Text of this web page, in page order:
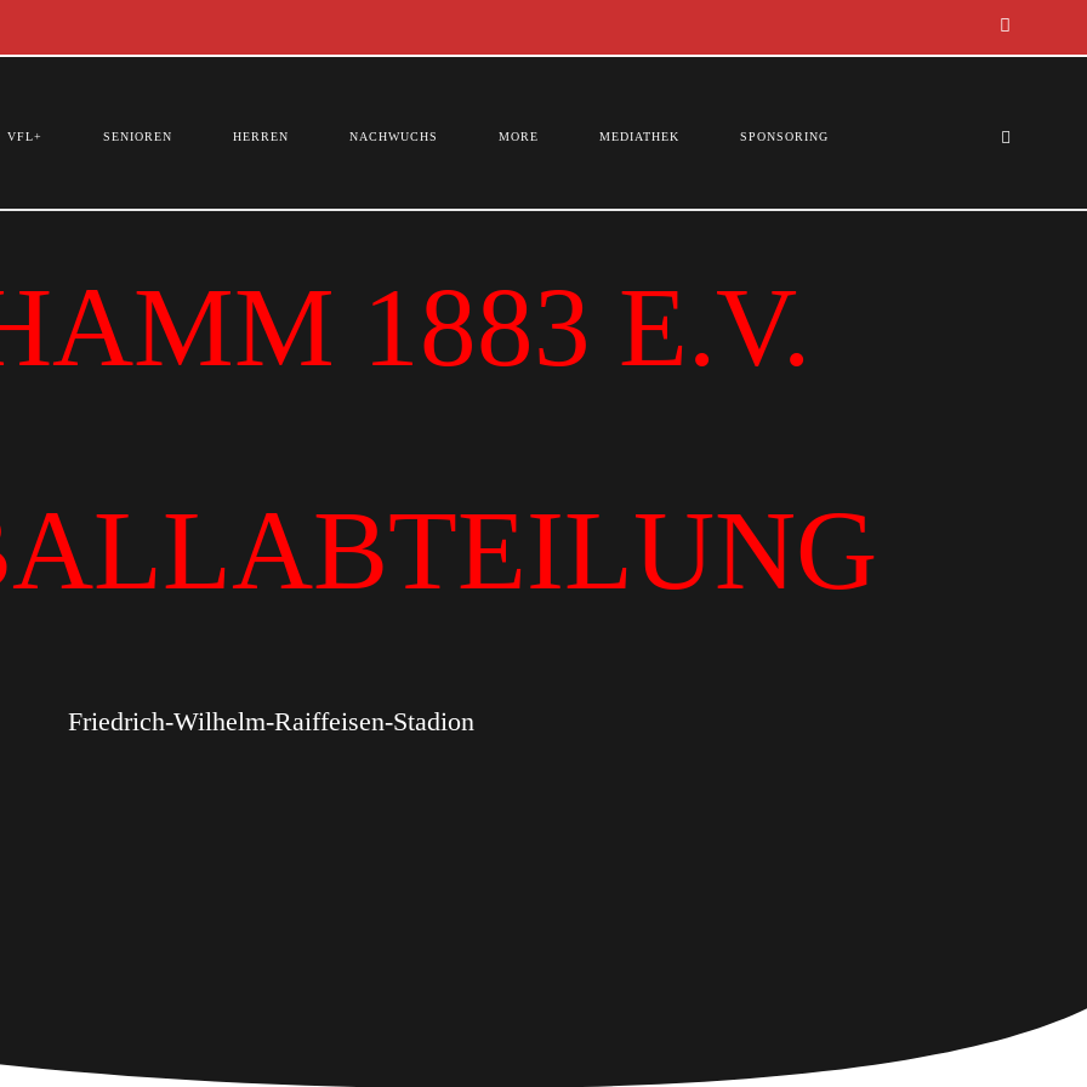
VFL+ SENIOREN HERREN NACHWUCHS MORE MEDIATHEK SPONSORING
1883 E.V.
Friedrich-Wilhelm-Raiffeisen-Stadion